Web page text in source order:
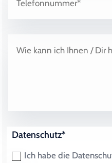
Datenschutz*
Ich habe die